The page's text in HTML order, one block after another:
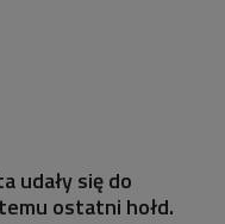
udały się do
ostatni hołd.